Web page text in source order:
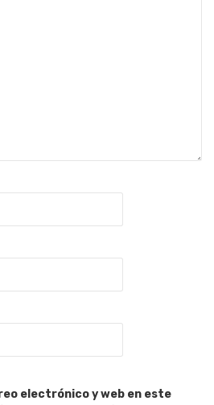
electrónico y web en este